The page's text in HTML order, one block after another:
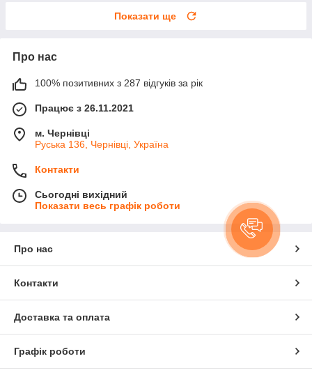
Показати ще
Про нас
100% позитивних з 287 відгуків за рік
Працює з 26.11.2021
м. Чернівці
Руська 136, Чернівці, Україна
Контакти
Сьогодні вихідний
Показати весь графік роботи
Про нас
Контакти
Доставка та оплата
Графік роботи